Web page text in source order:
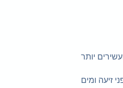
יותר
זיעה ומים